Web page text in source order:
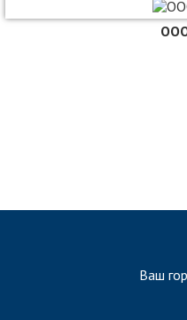
Ваш